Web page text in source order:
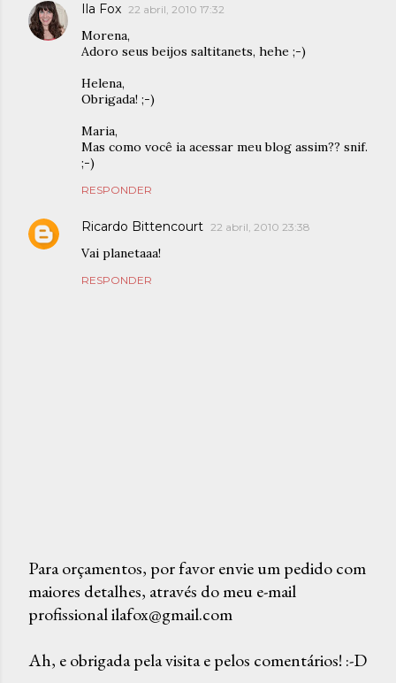
Ila Fox 22 abril, 2010 17:32
Morena,
Adoro seus beijos saltitanets, hehe ;-)
Helena,
Obrigada! ;-)
Maria,
Mas como você ia acessar meu blog assim?? snif.
;-)
RESPONDER
Ricardo Bittencourt 22 abril, 2010 23:38
Vai planetaaa!
RESPONDER
P
o
t
Para orçamentos, por favor envie um pedido com
maiores detalhes, através do meu e-mail
profissional ilafox@gmail.com
Ah, e obrigada pela visita e pelos comentários! :-D